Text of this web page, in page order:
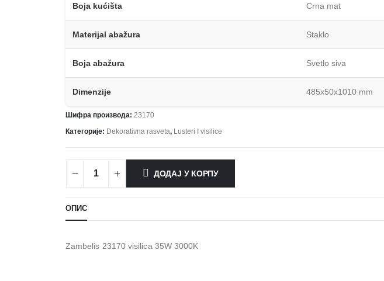
Boja kućišta Crna mat
Materijal abažura Staklo
Boja abažura Svetlo siva
Dimenzije 485x50x1010 mm
Шифра производа: 23170
Категорије: Dekorativna rasveta, Lusteri I visilice
ДОДАЈ У КОРПУ
ОПИС
Zambelis 23170 visilica 35W 3000K